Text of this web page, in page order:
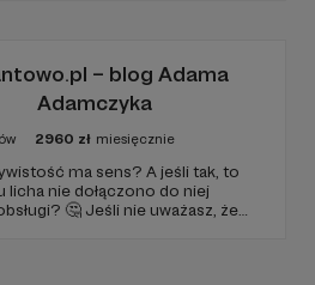
– blog Adama
Adamczyka
2960 zł miesięcznie
ma sens? A jeśli tak, to
licha nie dołączono do niej
🤔 Jeśli nie uważasz, że